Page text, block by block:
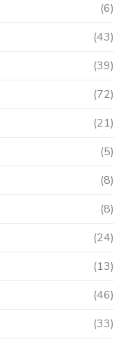
(6)
(43)
(39)
(72)
(21)
(5)
(8)
(8)
(24)
(13)
(46)
(33)